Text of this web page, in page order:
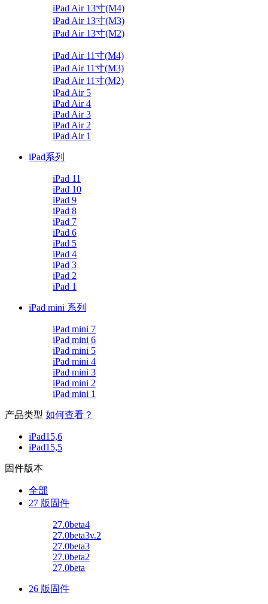
iPad Air 13寸(M4)
iPad Air 13寸(M3)
iPad Air 13寸(M2)
iPad Air 11寸(M4)
iPad Air 11寸(M3)
iPad Air 11寸(M2)
iPad Air 5
iPad Air 4
iPad Air 3
iPad Air 2
iPad Air 1
iPad系列
iPad 11
iPad 10
iPad 9
iPad 8
iPad 7
iPad 6
iPad 5
iPad 4
iPad 3
iPad 2
iPad 1
iPad mini 系列
iPad mini 7
iPad mini 6
iPad mini 5
iPad mini 4
iPad mini 3
iPad mini 2
iPad mini 1
产品类型 如何查看？
iPad15,6
iPad15,5
固件版本
全部
27 版固件
27.0beta4
27.0beta3v.2
27.0beta3
27.0beta2
27.0beta
26 版固件